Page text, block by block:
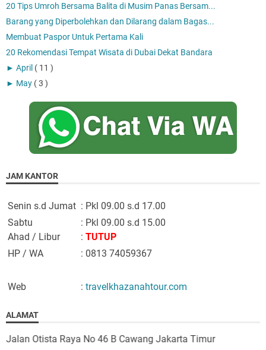
20 Tips Umroh Bersama Balita di Musim Panas Bersam...
Barang yang Diperbolehkan dan Dilarang dalam Bagas...
Membuat Paspor Untuk Pertama Kali
20 Rekomendasi Tempat Wisata di Dubai Dekat Bandara
► April ( 11 )
► May ( 3 )
JAM KANTOR
Senin s.d Jumat : Pkl 09.00 s.d 17.00
Sabtu
Ahad / Libur
: Pkl 09.00 s.d 15.00
: TUTUP
HP / WA
: 0813 74059367
Web : travelkhazanahtour.com
ALAMAT
Jalan Otista Raya No 46 B Cawang Jakarta Timur